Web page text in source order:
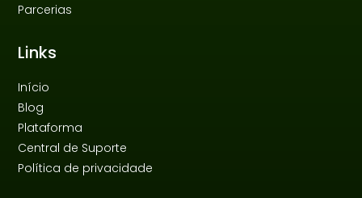
Parcerias
Links
Início
Blog
Plataforma
Central de Suporte
Política de privacidade